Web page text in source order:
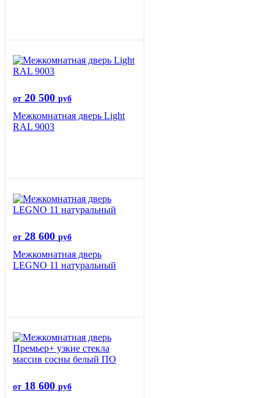
от 20 500 руб
Межкомнатная дверь Light
RAL 9003
от 28 600 руб
Межкомнатная дверь
LEGNO 11 натуральный
от 18 600 руб